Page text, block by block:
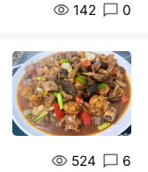
142 0
524 6